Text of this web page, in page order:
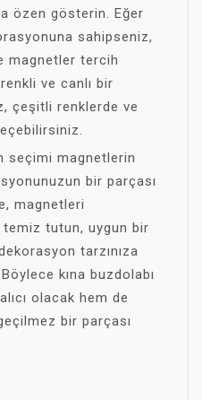
özen gösterin. Eğer
sahipseniz,
magnetler tercih
ve canlı bir
çeşitli renklerde ve
seçimi magnetlerin
bir parçası
magnetleri
tutun, uygun bir
tarzınıza
kına buzdolabı
olacak hem de
bir parçası